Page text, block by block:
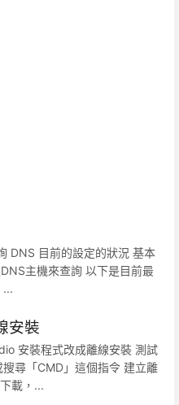
DNS 目前的設定的狀況 基本
主機來查詢 以下是目前最
...
安裝
安裝程式改成離線安裝 測試
尋「CMD」這個指令 建立離
載，...